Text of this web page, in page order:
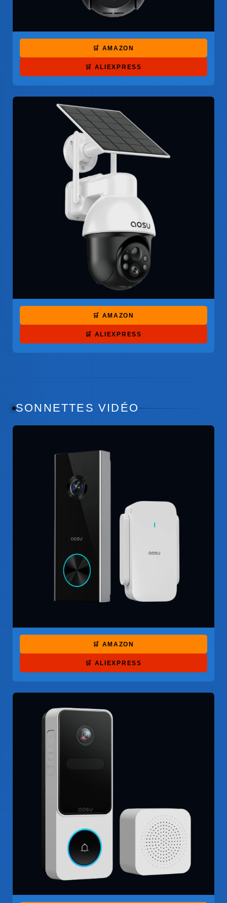
🛒 AMAZON
🛒 ALIEXPRESS
🛒 AMAZON
🛒 ALIEXPRESS
SONNETTES VIDÉO
🛒 AMAZON
🛒 ALIEXPRESS